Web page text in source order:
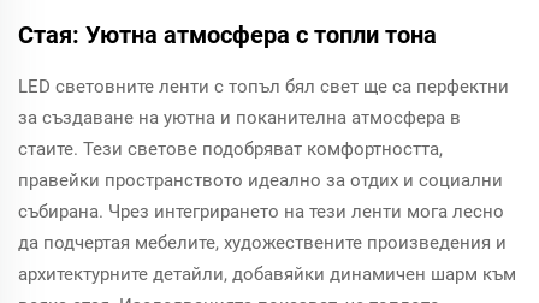
Стая: Уютна атмосфера с топли тона
LED световните ленти с топъл бял свет ще са перфектни
за създаване на уютна и поканителна атмосфера в
стаите. Тези светове подобряват комфортността,
правейки пространството идеално за отдих и социални
събирана. Чрез интегрирането на тези ленти мога лесно
да подчертая мебелите, художествените произведения и
архитектурните детайли, добавяйки динамичен шарм към